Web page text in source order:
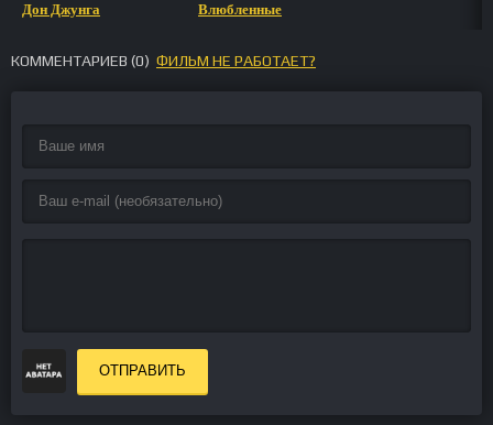
Дон Джунга Влюбленные
КОММЕНТАРИЕВ (0) ФИЛЬМ НЕ РАБОТАЕТ?
ОТПРАВИТЬ